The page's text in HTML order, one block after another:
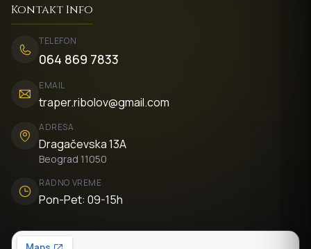
Kontakt Info
TELEFON
064 869 7833
EMAIL
traper.ribolov@gmail.com
ADRESA
Dragačevska 13A
Beograd 11050
RADNO VREME
Pon-Pet: 09-15h